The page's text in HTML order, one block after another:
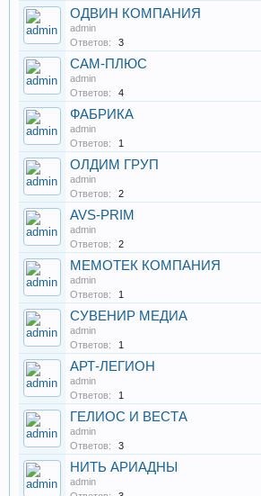
ОДВИН КОМПАНИЯ
admin
Ответов:
3
САМ-ПЛЮС
admin
Ответов:
4
ФАБРИКА
admin
Ответов:
1
ОЛДИМ ГРУП
admin
Ответов:
2
AVS-PRIM
admin
Ответов:
2
МЕМОТЕК КОМПАНИЯ
admin
Ответов:
1
СУВЕНИР МЕДИА
admin
Ответов:
1
АРТ-ЛЕГИОН
admin
Ответов:
1
ГЕЛИОС И ВЕСТА
admin
Ответов:
3
НИТЬ АРИАДНЫ
admin